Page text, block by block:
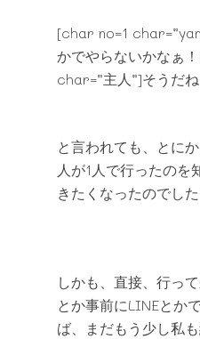
[char no=1
かでやらないかなぁ
char=”主人”]そうだ
と言われても、とに
人が1人で行ったのを
きたくなったのでし
しかも、直接、行っ
とか事前にLINEとか
ば、まだもう少し私